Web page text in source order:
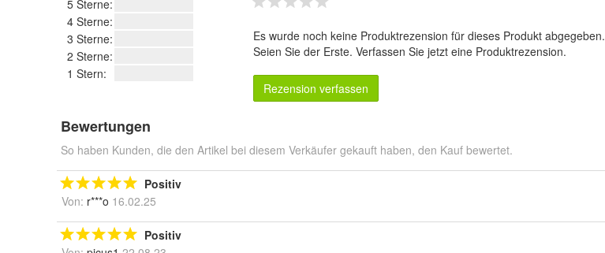
5 Sterne:
4 Sterne:
3 Sterne:
2 Sterne:
1 Stern:
Es wurde noch keine Produktrezension für dieses Produkt abgegeben.
Seien Sie der Erste. Verfassen Sie jetzt eine Produktrezension.
Rezension verfassen
Bewertungen
So haben Kunden, die den Artikel bei diesem Verkäufer gekauft haben, den Kauf bewertet.
Positiv
Von: r***o 16.02.25
Positiv